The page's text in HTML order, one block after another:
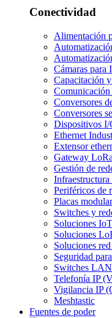
Conectividad
Alimentación
Cámaras para
Capacitación
Comunicación
Conversores
Conversores
Dispositivos I/
Ethernet
Extensor
Gateway
Gestión de
Infraestructura
Periféricos de
Placas
Switches y
Soluciones IoT
Soluciones
Soluciones
Seguridad
Switches LAN
Telefonía IP
Vigilancia IP
Meshtastic
Fuentes de poder